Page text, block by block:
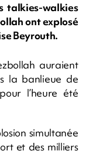
talkies-walkies
ont explosé
Beyrouth.
auraient
la banlieue de
l’heure été
simultanée
et des milliers